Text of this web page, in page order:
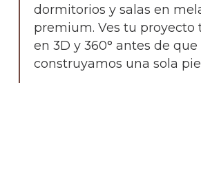
dormitorios y salas en
premium. Ves tu proyecto
en 3D y 360° antes de que
construyamos una sola